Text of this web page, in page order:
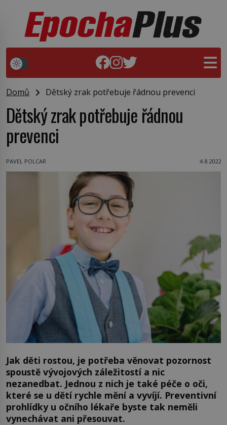
Domů Dětský zrak potřebuje řádnou prevenci
Dětský zrak potřebuje řádnou
prevenci
PAVEL POLCAR 4.8.2022
Jak děti rostou, je potřeba věnovat pozornost
spoustě vývojových záležitostí a nic
nezanedbat. Jednou z nich je také péče o oči,
které se u dětí rychle mění a vyvíjí. Preventivní
prohlídky u očního lékaře byste tak neměli
vynechávat ani přesouvat.